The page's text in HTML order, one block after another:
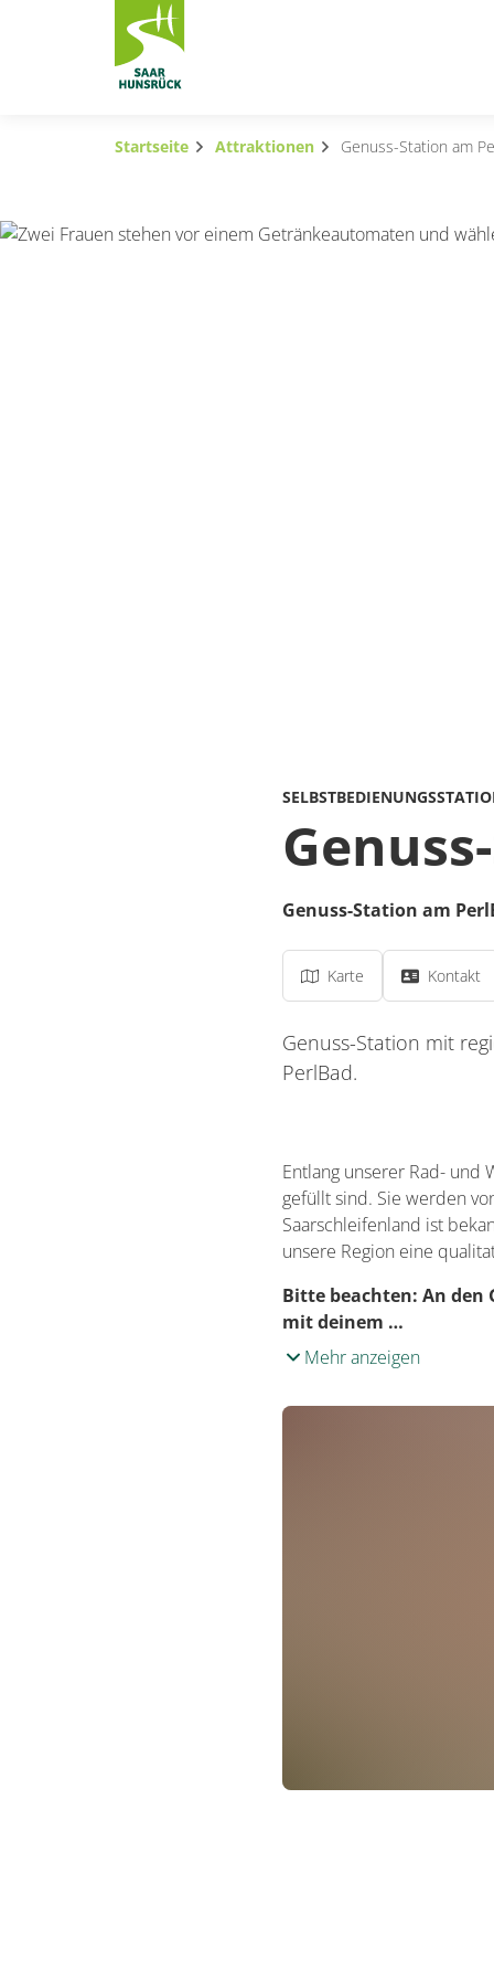
Zum Hauptinhalt springen
Startseite Attraktionen Genuss-Station am
Genuss-Station am
Karte Kontakt
Genuss-Station mit
PerlBad.
Entlang unserer Rad- und
gefüllt sind. Sie werden
Saarschleifenland ist
unsere Region eine
Bitte beachten: An den
mit deinem …
Mehr anzeigen